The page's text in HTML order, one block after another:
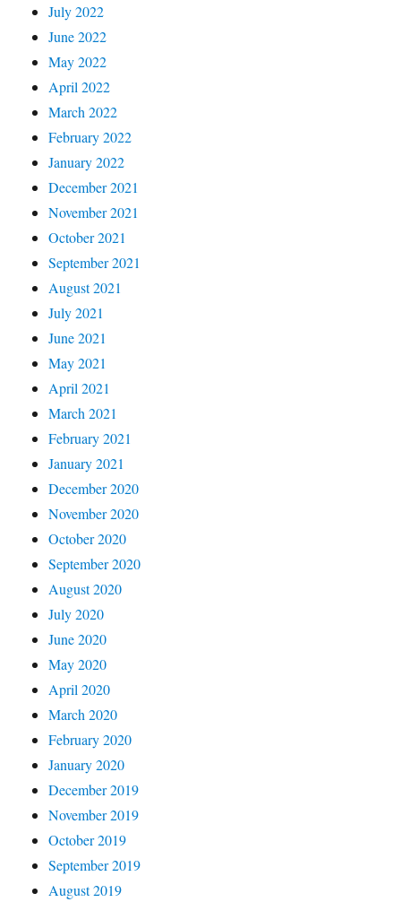
July 2022
June 2022
May 2022
April 2022
March 2022
February 2022
January 2022
December 2021
November 2021
October 2021
September 2021
August 2021
July 2021
June 2021
May 2021
April 2021
March 2021
February 2021
January 2021
December 2020
November 2020
October 2020
September 2020
August 2020
July 2020
June 2020
May 2020
April 2020
March 2020
February 2020
January 2020
December 2019
November 2019
October 2019
September 2019
August 2019